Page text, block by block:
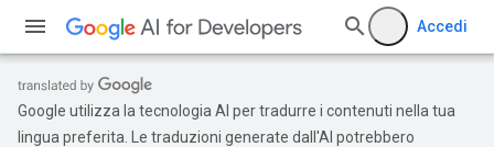
Accedi
Google utilizza la tecnologia AI per tradurre i contenuti nella tua
lingua preferita. Le traduzioni generate dall'AI potrebbero